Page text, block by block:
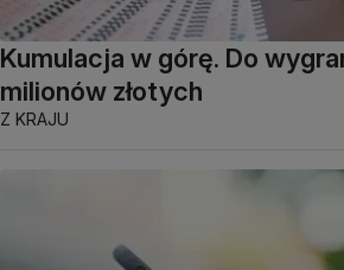
Kumulacja w górę. Do
milionów złotych
Z KRAJU